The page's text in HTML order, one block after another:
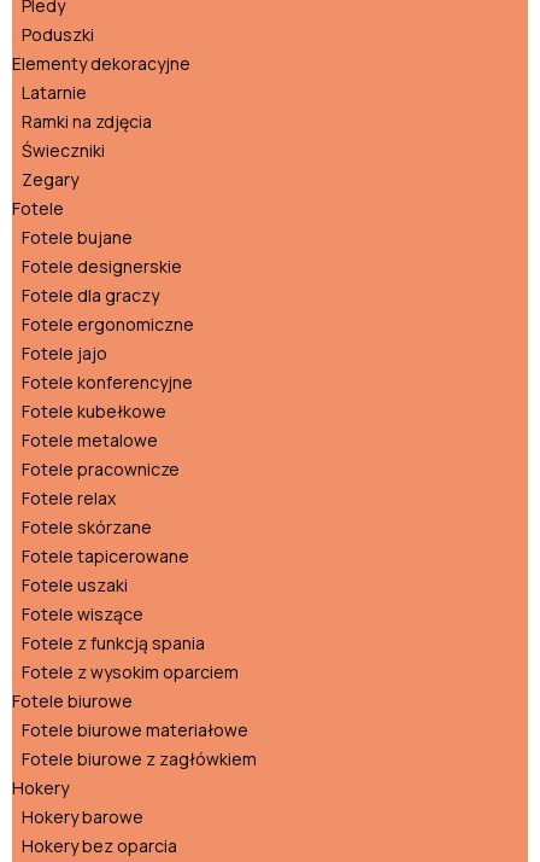
Pledy
Poduszki
Elementy dekoracyjne
Latarnie
Ramki na zdjęcia
Świeczniki
Zegary
Fotele
Fotele bujane
Fotele designerskie
Fotele dla graczy
Fotele ergonomiczne
Fotele jajo
Fotele konferencyjne
Fotele kubełkowe
Fotele metalowe
Fotele pracownicze
Fotele relax
Fotele skórzane
Fotele tapicerowane
Fotele uszaki
Fotele wiszące
Fotele z funkcją spania
Fotele z wysokim oparciem
Fotele biurowe
Fotele biurowe materiałowe
Fotele biurowe z zagłówkiem
Hokery
Hokery barowe
Hokery bez oparcia